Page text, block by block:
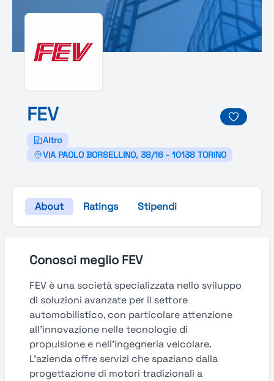
FEV
Altro
VIA PAOLO BORSELLINO, 38/16 - 10138 TORINO
About Ratings Stipendi
Conosci meglio FEV
FEV è una società specializzata nello sviluppo
di soluzioni avanzate per il settore
automobilistico, con particolare attenzione
all’innovazione nelle tecnologie di
propulsione e nell’ingegneria veicolare.
L’azienda offre servizi che spaziano dalla
progettazione di motori tradizionali a